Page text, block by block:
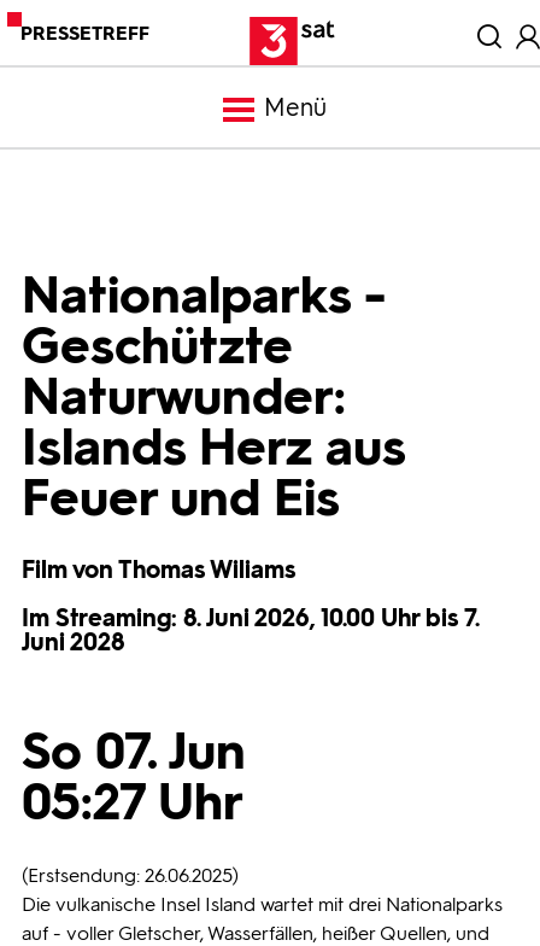
PRESSETREFF
Menü
Mediathek
Bilder
Programmwochen
Nationalparks -
Geschützte
Naturwunder:
Islands Herz aus
Feuer und Eis
Film von Thomas Wiliams
Im Streaming: 8. Juni 2026, 10.00 Uhr bis 7.
Juni 2028
So 07. Jun
05:27 Uhr
(Erstsendung: 26.06.2025)
Die vulkanische Insel Island wartet mit drei Nationalparks
auf - voller Gletscher, Wasserfällen, heißer Quellen, und